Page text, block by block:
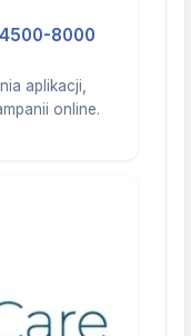
4500-8000
aplikacji,
online.